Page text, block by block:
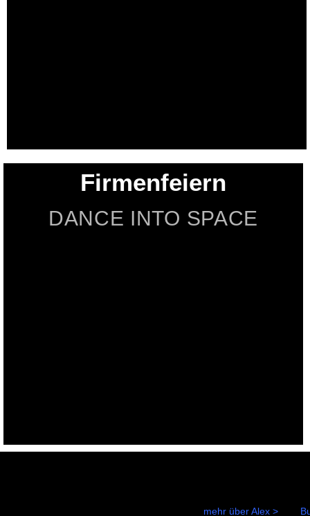
Firmenfeiern
DANCE INTO SPACE
mehr über Alex >